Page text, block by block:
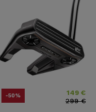
-50% Precio149 €
Precio base
299 €